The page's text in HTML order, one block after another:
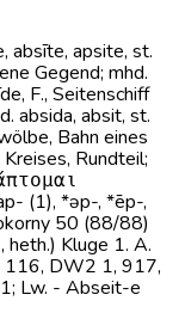
absīte, apsite, st.
Gegend; mhd.
F., Seitenschiff
absida, absit, st.
Bahn eines
Rundteil;
(1), *əp-, *ēp-,
50 (88/88)
heth.) Kluge 1. A.
116, DW2 1, 917,
Lw. - Abseit-e